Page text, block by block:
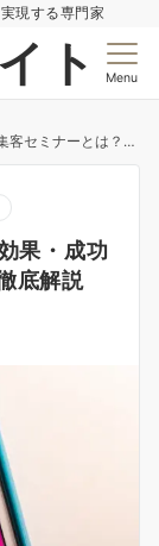
現する専門家
ト Menu
は？選び方・効果・成功のポイントを女性集客の専門家が徹底解説
果・成功
底解説